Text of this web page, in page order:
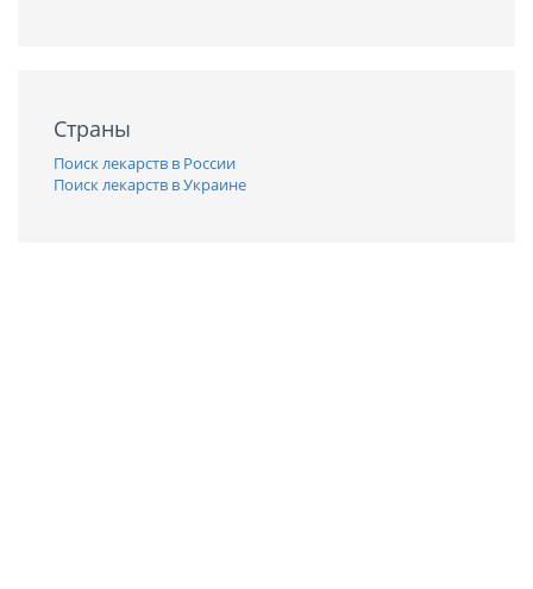
Страны
Поиск лекарств в России
Поиск лекарств в Украине